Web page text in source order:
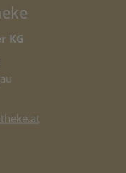
KG